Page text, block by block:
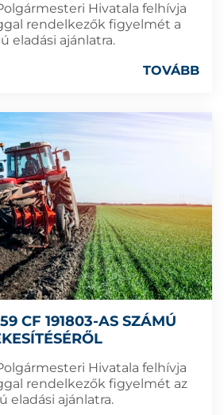
Hivatala felhívja
rendelkezők figyelmét a
eladási ajánlatra.
TOVÁBB
CF 191803-AS SZÁMÚ
Hivatala felhívja
rendelkezők figyelmét az
eladási ajánlatra.